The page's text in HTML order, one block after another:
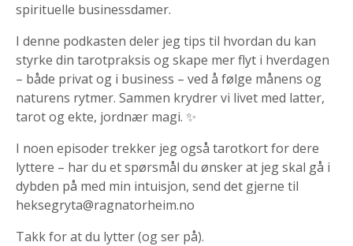
spirituelle businessdamer.
I denne podkasten deler jeg tips til hvordan du kan
styrke din tarotpraksis og skape mer flyt i hverdagen
– både privat og i business – ved å følge månens og
naturens rytmer. Sammen krydrer vi livet med latter,
tarot og ekte, jordnær magi. ✨
I noen episoder trekker jeg også tarotkort for dere
lyttere – har du et spørsmål du ønsker at jeg skal gå i
dybden på med min intuisjon, send det gjerne til
heksegryta@ragnatorheim.no
Takk for at du lytter (og ser på).